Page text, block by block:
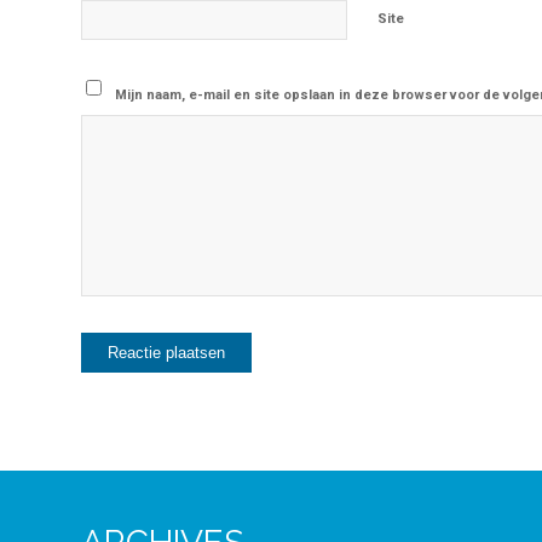
Site
Mijn naam, e-mail en site opslaan in deze browser voor de